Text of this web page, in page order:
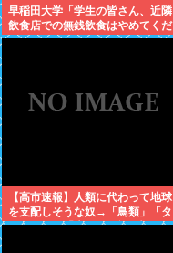
早稲田大学「学生の皆さん、近隣
飲食店での無銭飲食はやめてくだ
さい」
【高市速報】人類に代わって地球
を支配しそうな奴→「鳥類」「タ
コ・イカ」「麦」の3強に絞られ